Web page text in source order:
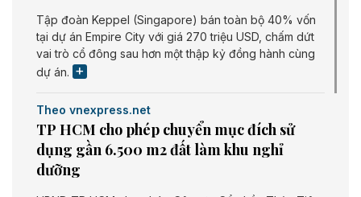
Tập đoàn Keppel (Singapore) bán toàn bộ 40% vốn
tại dự án Empire City với giá 270 triệu USD, chấm dứt
vai trò cổ đông sau hơn một thập kỷ đồng hành cùng
dự án.
Theo vnexpress.net
TP HCM cho phép chuyển mục đích sử
dụng gần 6.500 m2 đất làm khu nghỉ
dưỡng